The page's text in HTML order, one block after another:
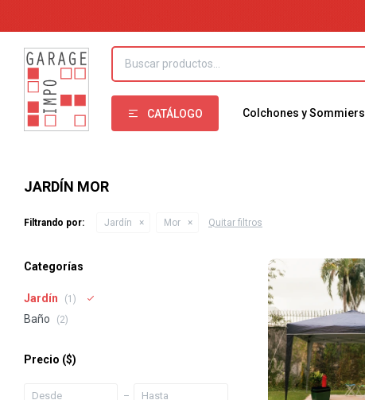
CATÁLOGO Colchones y Sommiers
JARDÍN MOR
Filtrando por: Jardín Mor Quitar filtros
Categorías
Jardín (1)
Baño (2)
Precio ($)